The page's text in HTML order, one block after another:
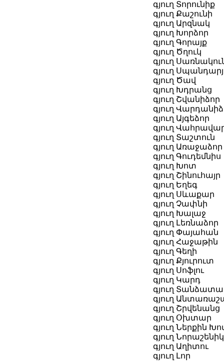
գյուղ Տորունիք
գյուղ Քաշունի
գյուղ Արզնակ
գյուղ Խորձոր
գյուղ Գորայք
գյուղ Ծղուկ
գյուղ
գյուղ
գյուղ Ծավ
գյուղ Խդրանց
գյուղ Շվանիձոր
գյուղ
գյուղ Այգեձոր
գյուղ
գյուղ Տաշտուն
գյուղ Առաջաձոր
գյուղ Գուդեմնիս
գյուղ Խոտ
գյուղ Շինուհայր
գյուղ Եղեգ
գյուղ Սևաքար
գյուղ Չափնի
գյուղ Խալաջ
գյուղ Լեռնաձոր
գյուղ Փայահան
գյուղ Հաջաթին
գյուղ Գեղի
գյուղ Քյուրուտ
գյուղ Սոֆլու
գյուղ Կարդ
գյուղ
գյուղ
գյուղ Շրվենանց
գյուղ Օխտար
գյուղ Ներքին
գյուղ Նորաշենիկ
գյուղ Աղիտու
գյուղ Լոր